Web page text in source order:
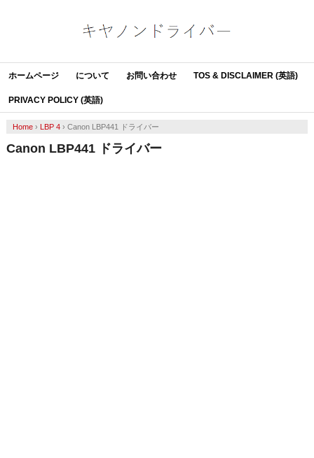
ホームページ について お問い合わせ TOS & DISCLAIMER (英語)
PRIVACY POLICY (英語)
Home› LBP 4› Canon LBP441 ドライバー
Canon LBP441 ドライバー